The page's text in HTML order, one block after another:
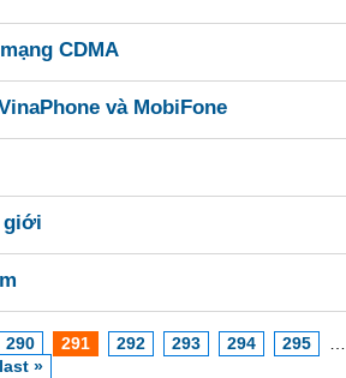
CDMA
và MobiFone
giới
290 291 292 293 294 295
last »